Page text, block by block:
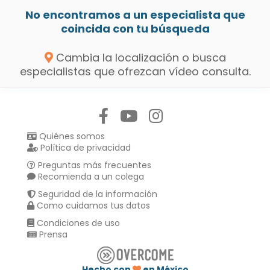
No encontramos a un especialista que
coincida con tu búsqueda
Cambia la localización o busca
especialistas que ofrezcan vídeo consulta.
Quiénes somos
Política de privacidad
Preguntas más frecuentes
Recomienda a un colega
Seguridad de la información
Como cuidamos tus datos
Condiciones de uso
Prensa